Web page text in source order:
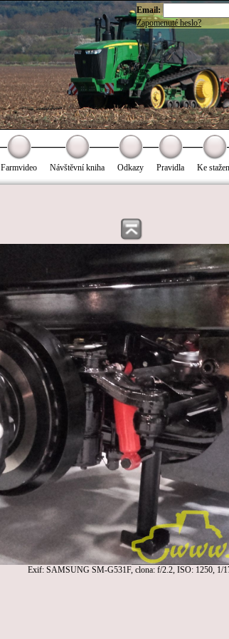
Email:
Zapomenuté heslo?
Farmvideo Návštěvní kniha Odkazy Pravidla Ke
Exif: SAMSUNG SM-G531F, clona: f/2.2, ISO: 1250, 1/